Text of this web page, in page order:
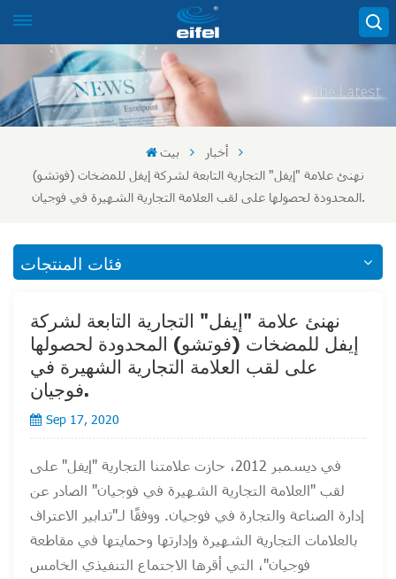
بيت
أخبار
نهنئ علامة "إيفل" التجارية التابعة لشركة إيفل للمضخات (فوتشو)
المحدودة لحصولها على لقب العلامة التجارية الشهيرة في فوجيان.
فئات المنتجات
نهنئ علامة "إيفل" التجارية التابعة لشركة
إيفل للمضخات (فوتشو) المحدودة لحصولها
على لقب العلامة التجارية الشهيرة في
فوجيان.
Sep 17, 2020
في ديسمبر 2012، حازت علامتنا التجارية "إيفل" على
لقب "العلامة التجارية الشهيرة في فوجيان" الصادر عن
إدارة الصناعة والتجارة في فوجيان. ووفقًا لـ"تدابير الاعتراف
بالعلامات التجارية الشهيرة وإدارتها وحمايتها في مقاطعة
فوجيان"، التي أقرها الاجتماع التنفيذي الخامس